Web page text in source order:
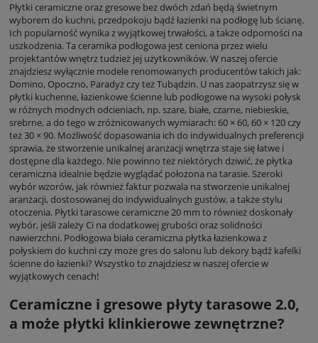
Płytki ceramiczne oraz gresowe bez dwóch zdań będą świetnym
wyborem do kuchni, przedpokoju bądź łazienki na podłogę lub ścianę.
Ich popularność wynika z wyjątkowej trwałości, a także odporności na
uszkodzenia. Ta ceramika podłogowa jest ceniona przez wielu
projektantów wnętrz tudzież jej użytkowników. W naszej ofercie
znajdziesz wyłącznie modele renomowanych producentów takich jak:
Domino, Opoczno, Paradyż czy też Tubądzin. U nas zaopatrzysz się w
płytki kuchenne, łazienkowe ścienne lub podłogowe na wysoki połysk
w różnych modnych odcieniach, np. szare, białe, czarne, niebieskie,
srebrne, a do tego w zróżnicowanych wymiarach: 60 × 60, 60 × 120 czy
też 30 × 90. Możliwość dopasowania ich do indywidualnych preferencji
sprawia, że stworzenie unikalnej aranżacji wnętrza staje się łatwe i
dostępne dla każdego. Nie powinno też niektórych dziwić, że płytka
ceramiczna idealnie będzie wyglądać położona na tarasie. Szeroki
wybór wzorów, jak również faktur pozwala na stworzenie unikalnej
aranżacji, dostosowanej do indywidualnych gustów, a także stylu
otoczenia. Płytki tarasowe ceramiczne 20 mm to również doskonały
wybór, jeśli zależy Ci na dodatkowej grubości oraz solidności
nawierzchni. Podłogowa biała ceramiczna płytka łazienkowa z
połyskiem do kuchni czy może gres do salonu lub dekory bądź kafelki
ścienne do łazienki? Wszystko to znajdziesz w naszej ofercie w
wyjątkowych cenach!
Ceramiczne i gresowe płyty tarasowe 2.0,
a może płytki klinkierowe zewnętrzne?